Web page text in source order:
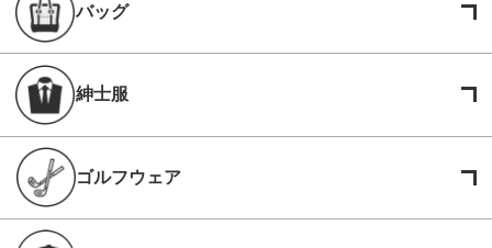
バッグ
紳士服
ゴルフウェア